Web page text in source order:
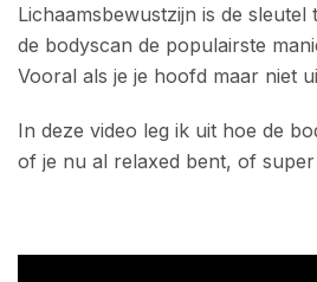
Lichaamsbewustzijn is de
de bodyscan de populairste
Vooral als je je hoofd maar niet
In deze video leg ik uit hoe de
of je nu al relaxed bent, of super